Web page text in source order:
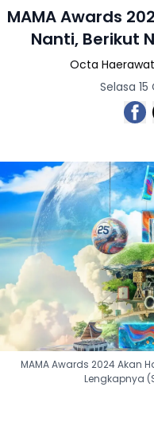
MAMA Awards
Nanti, Berikut
Octa
Selasa 15
MAMA Awards 2024 Akan
Lengkapnya